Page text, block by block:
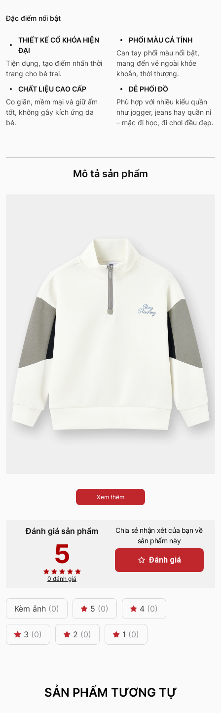
Đặc điểm nổi bật
THIẾT KẾ CỔ KHÓA HIỆN
ĐẠI
Tiện dụng, tạo điểm nhấn thời
trang cho bé trai.
PHỐI MÀU CÁ TÍNH
Can tay phối màu nổi bật,
mang đến vẻ ngoài khỏe
khoắn, thời thượng.
CHẤT LIỆU CAO CẤP
Co giãn, mềm mại và giữ ấm
tốt, không gây kích ứng da
bé.
DỄ PHỐI ĐỒ
Phù hợp với nhiều kiểu quần
như jogger, jeans hay quần nỉ
– mặc đi học, đi chơi đều đẹp.
Mô tả sản phẩm
Xem thêm
Đánh giá sản phẩm
5
0 đánh giá
Chia sẻ nhận xét của bạn về
sản phẩm này
Đánh giá
Kèm ảnh (0) 5 (0) 4 (0)
3 (0) 2 (0) 1 (0)
SẢN PHẨM TƯƠNG TỰ